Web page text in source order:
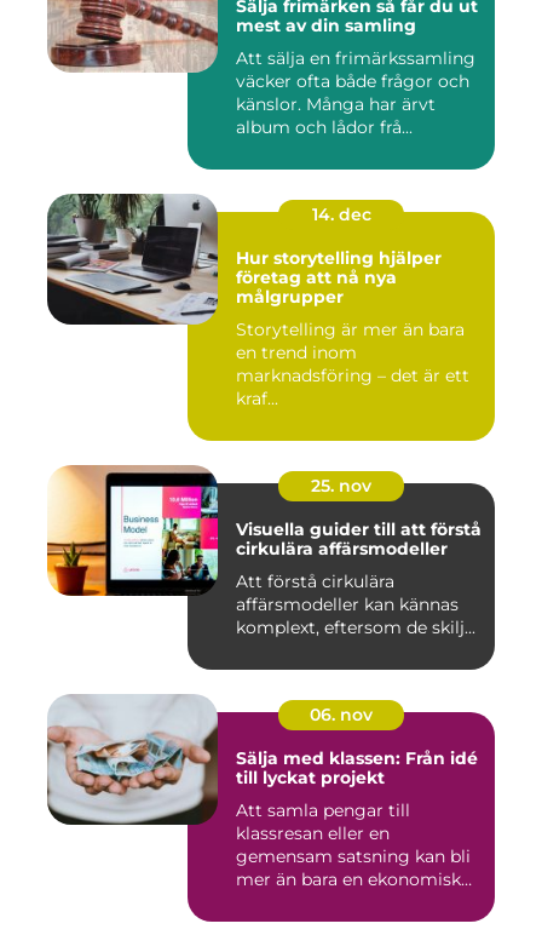
Sälja frimärken så får du ut
mest av din samling
Att sälja en frimärkssamling
väcker ofta både frågor och
känslor. Många har ärvt
album och lådor frå...
14. dec
Hur storytelling hjälper
företag att nå nya
målgrupper
Storytelling är mer än bara
en trend inom
marknadsföring – det är ett
kraf...
25. nov
Visuella guider till att förstå
cirkulära affärsmodeller
Att förstå cirkulära
affärsmodeller kan kännas
komplext, eftersom de skilj...
06. nov
Sälja med klassen: Från idé
till lyckat projekt
Att samla pengar till
klassresan eller en
gemensam satsning kan bli
mer än bara en ekonomisk